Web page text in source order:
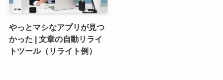
やっとマシなアプリが見つ
かった | 文章の自動リライ
トツール（リライト例）